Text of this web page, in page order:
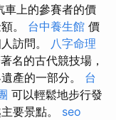
車上的參賽者的價
。 台中養生館 價
訪問。 八字命理
名的古代競技場，
產的一部分。 台
可以輕鬆地步行發
要景點。 seo